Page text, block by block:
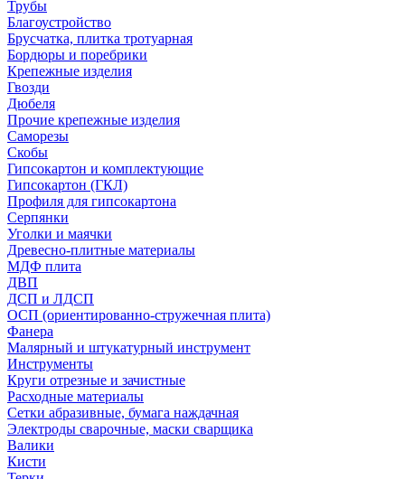
Трубы
Благоустройство
Брусчатка, плитка тротуарная
Бордюры и поребрики
Крепежные изделия
Гвозди
Дюбеля
Прочие крепежные изделия
Саморезы
Скобы
Гипсокартон и комплектующие
Гипсокартон (ГКЛ)
Профиля для гипсокартона
Серпянки
Уголки и маячки
Древесно-плитные материалы
МДФ плита
ДВП
ДСП и ЛДСП
ОСП (ориентированно-стружечная плита)
Фанера
Малярный и штукатурный инструмент
Инструменты
Круги отрезные и зачистные
Расходные материалы
Сетки абразивные, бумага наждачная
Электроды сварочные, маски сварщика
Валики
Кисти